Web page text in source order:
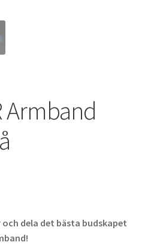
Armband
och dela det bästa budskapet